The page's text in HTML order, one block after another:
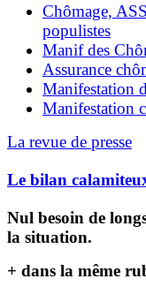
Chômage,
populistes
Manif des
Assurance
Manifestation
Manifestation
La revue de presse
Le bilan
Nul besoin de
la situation.
+ dans la même